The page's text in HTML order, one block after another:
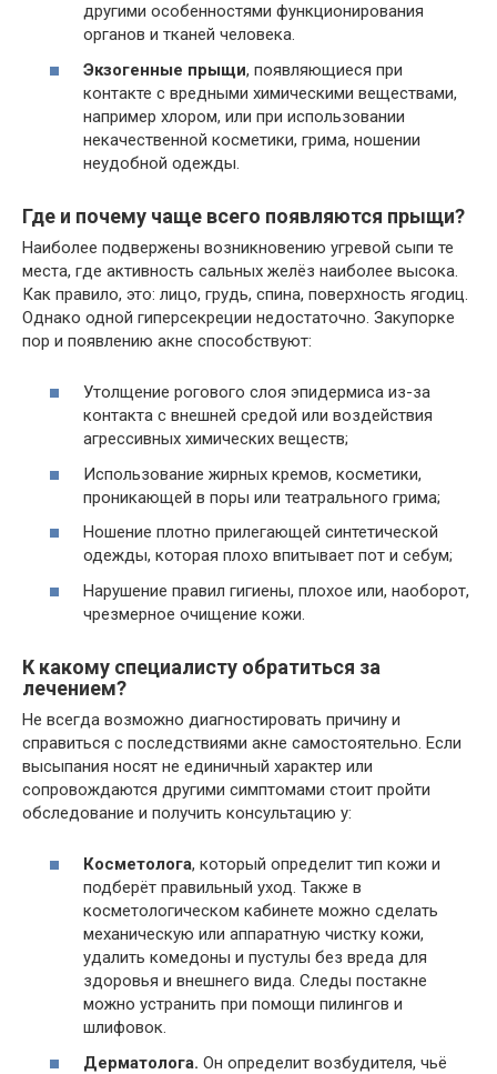
другими особенностями функционирования
органов и тканей человека.
Экзогенные прыщи, появляющиеся при
контакте с вредными химическими веществами,
например хлором, или при использовании
некачественной косметики, грима, ношении
неудобной одежды.
Где и почему чаще всего появляются прыщи?
Наиболее подвержены возникновению угревой сыпи те
места, где активность сальных желёз наиболее высока.
Как правило, это: лицо, грудь, спина, поверхность ягодиц.
Однако одной гиперсекреции недостаточно. Закупорке
пор и появлению акне способствуют:
Утолщение рогового слоя эпидермиса из-за
контакта с внешней средой или воздействия
агрессивных химических веществ;
Использование жирных кремов, косметики,
проникающей в поры или театрального грима;
Ношение плотно прилегающей синтетической
одежды, которая плохо впитывает пот и себум;
Нарушение правил гигиены, плохое или, наоборот,
чрезмерное очищение кожи.
К какому специалисту обратиться за
лечением?
Не всегда возможно диагностировать причину и
справиться с последствиями акне самостоятельно. Если
высыпания носят не единичный характер или
сопровождаются другими симптомами стоит пройти
обследование и получить консультацию у:
Косметолога, который определит тип кожи и
подберёт правильный уход. Также в
косметологическом кабинете можно сделать
механическую или аппаратную чистку кожи,
удалить комедоны и пустулы без вреда для
здоровья и внешнего вида. Следы постакне
можно устранить при помощи пилингов и
шлифовок.
Дерматолога. Он определит возбудителя, чьё